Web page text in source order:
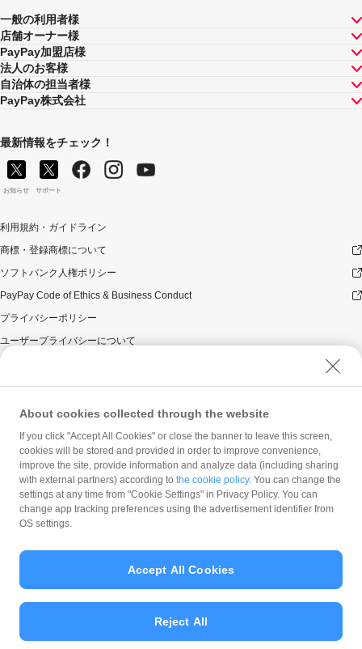
一般の利用者様
店舗オーナー様
PayPay加盟店様
法人のお客様
自治体の担当者様
PayPay株式会社
最新情報をチェック！
お知らせ サポート
利用規約・ガイドライン
商標・登録商標について
ソフトバンク人権ポリシー
PayPay Code of Ethics & Business Conduct
プライバシーポリシー
ユーザープライバシーについて
ウェブサイト利用規約
反社会的勢力に対する方針
勧誘方針
マネロン等基本方針
カスタマーハラスメントに関する当社の考え方
© PayPay Corporation
About cookies collected through the website
If you click "Accept All Cookies" or close the banner to leave this screen,
cookies will be stored and provided in order to improve convenience,
improve the site, provide information and analyze data (including sharing
with external partners) according to the cookie policy. You can change the
settings at any time from "Cookie Settings" in Privacy Policy. You can
change app tracking preferences using the advertisement identifier from
OS settings.
Reject All
Accept All Cookies